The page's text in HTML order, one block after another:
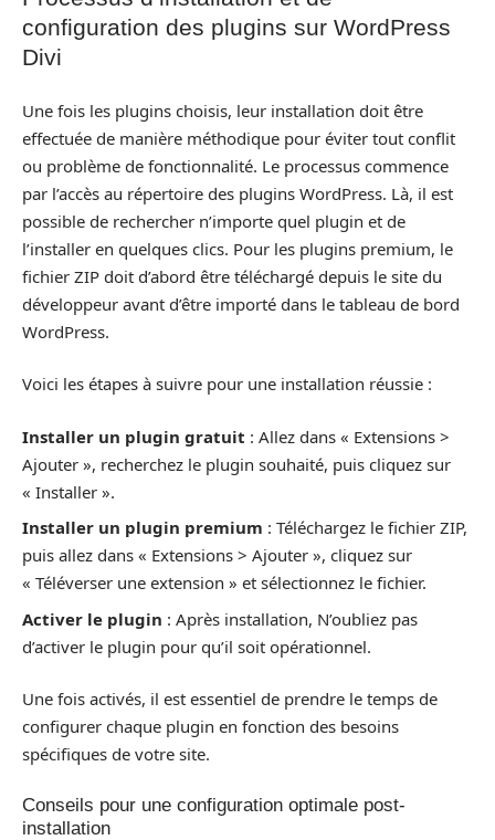
configuration des plugins sur WordPress
Divi
Une fois les plugins choisis, leur installation doit être
effectuée de manière méthodique pour éviter tout conflit
ou problème de fonctionnalité. Le processus commence
par l’accès au répertoire des plugins WordPress. Là, il est
possible de rechercher n’importe quel plugin et de
l’installer en quelques clics. Pour les plugins premium, le
fichier ZIP doit d’abord être téléchargé depuis le site du
développeur avant d’être importé dans le tableau de bord
WordPress.
Voici les étapes à suivre pour une installation réussie :
Installer un plugin gratuit : Allez dans « Extensions >
Ajouter », recherchez le plugin souhaité, puis cliquez sur
« Installer ».
Installer un plugin premium : Téléchargez le fichier ZIP,
puis allez dans « Extensions > Ajouter », cliquez sur
« Téléverser une extension » et sélectionnez le fichier.
Activer le plugin : Après installation, N’oubliez pas
d’activer le plugin pour qu’il soit opérationnel.
Une fois activés, il est essentiel de prendre le temps de
configurer chaque plugin en fonction des besoins
spécifiques de votre site.
Conseils pour une configuration optimale post-
installation